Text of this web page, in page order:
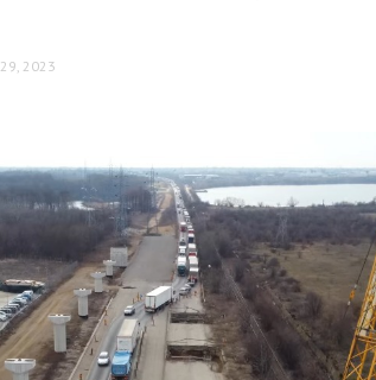
2023